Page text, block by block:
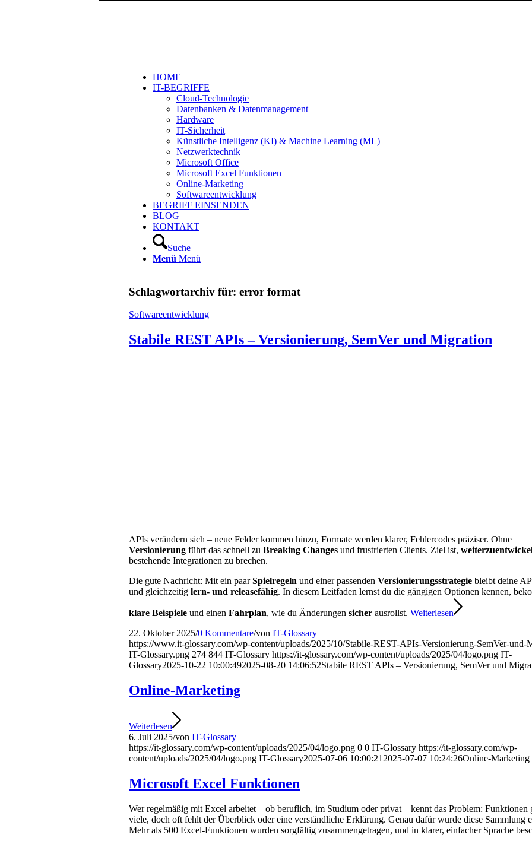
HOME
IT-BEGRIFFE
Cloud-Technologie
Datenbanken & Datenmanagement
Hardware
IT-Sicherheit
Künstliche Intelligenz (KI) & Machine Learning (ML)
Netzwerktechnik
Microsoft Office
Microsoft Excel Funktionen
Online-Marketing
Softwareentwicklung
BEGRIFF EINSENDEN
BLOG
KONTAKT
Suche
Menü Menü
Schlagwortarchiv für: error format
Softwareentwicklung
Stabile REST APIs – Versionierung, SemVer und Migration
APIs verändern sich – neue Felder kommen hinzu, Formate werden klarer, Fehlercodes präziser. Ohne
Versionierung führt das schnell zu Breaking Changes und frustrierten Clients. Ziel ist,
bestehende Integrationen zu brechen.
Die gute Nachricht: Mit ein paarSpielregeln und einer passenden Versionierungsstrategie bleibt deine
und gleichzeitig lern- und releasefähig. In diesem Leitfaden lernst du die gängigen Optionen kennen,
klare Beispiele und einen Fahrplan, wie du Änderungen sicher ausrollst. Weiterlesen
22. Oktober 2025/0 Kommentare/von IT-Glossary
https://www.it-glossary.com/wp-content/uploads/2025/10/Stabile-REST-APIs-Versionierung-SemVer-und-
IT-Glossary.png 274 844 IT-Glossary https://it-glossary.com/wp-content/uploads/2025/04/logo.png IT-
Glossary2025-10-22 10:00:492025-08-20 14:06:52Stabile REST APIs – Versionierung, SemVer und
Online-Marketing
Weiterlesen
6. Juli 2025/von IT-Glossary
https://it-glossary.com/wp-content/uploads/2025/04/logo.png 0 0 IT-Glossary https://it-glossary.com/wp-
content/uploads/2025/04/logo.png IT-Glossary2025-07-06 10:00:21 2025-07-07 10:24:26Online-Marketing
Microsoft Excel Funktionen
Wer regelmäßig mit Excel arbeitet – ob beruflich, im Studium oder privat – kennt das Problem: Funktionen
viele, doch oft fehlt der Überblick oder eine verständliche Erklärung. Genau dafür wurde diese Sammlung
Mehr als 500 Excel-Funktionen wurden sorgfältig zusammengetragen, und in klarer, einfacher Sprache